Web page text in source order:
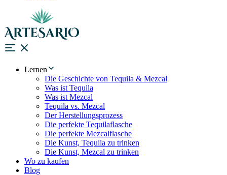
Lernen
Die Geschichte von Tequila & Mezcal
Was ist Tequila
Was ist Mezcal
Tequila vs. Mezcal
Der Herstellungsprozess
Die perfekte Tequilaflasche
Die perfekte Mezcalflasche
Die Kunst, Tequila zu trinken
Die Kunst, Mezcal zu trinken
Wo zu kaufen
Blog